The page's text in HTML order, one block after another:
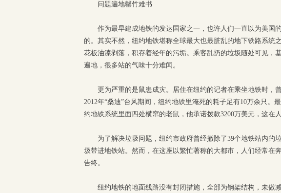
问题遍地罄竹难书
作为最早建成地铁的发达国家之一，也许人们一直以为美国
的。其实不然，纽约地铁堪称全球最大也最脏乱的地下铁路系统
花板油漆剥落，积存着经年的污垢。乘客乱扔的垃圾随处可见，
遍地，很多站的气味十分难闻。
更为严重的是鼠患成灾。居住在纽约的记者在乘坐地铁时，
2012年“桑迪”台风期间，纽约地铁里淹死的耗子足有10万余只。
约地铁系统里面四处横窜的老鼠，他承诺拨款3200万美元，这在
为了解决垃圾问题，纽约市政府曾经撤除了39个地铁站内的
圾带进地铁站。然而，在这座以繁忙著称的大都市，人们经常在
告终。
纽约地铁的地面线路没有封闭措施，全部为钢架结构，未做